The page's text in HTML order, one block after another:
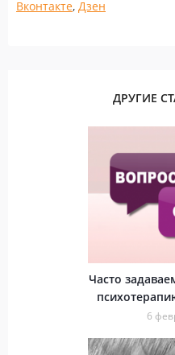
Вконтакте, Дзен
ДРУГИЕ
Часто
6